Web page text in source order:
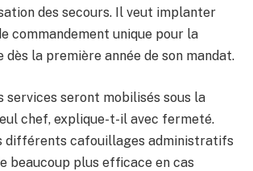
des secours. Il veut implanter
commandement unique pour la
dès la première année de son mandat.
services seront mobilisés sous la
chef, explique-t-il avec fermeté.
différents cafouillages administratifs
beaucoup plus efficace en cas